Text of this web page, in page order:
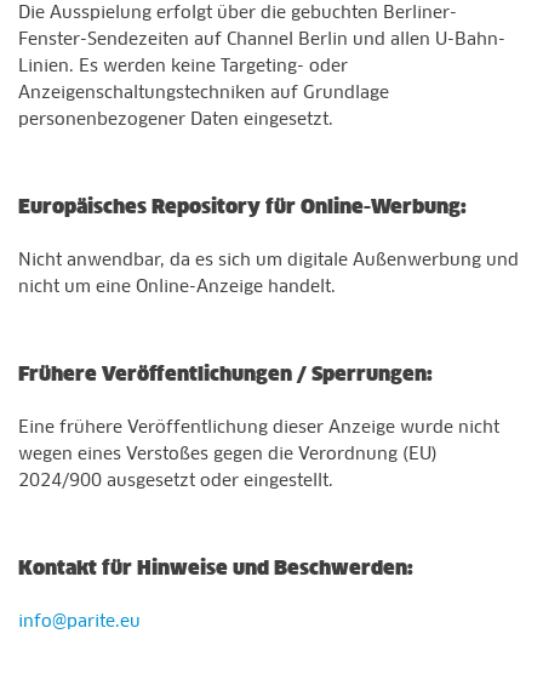
Die Ausspielung erfolgt über die gebuchten Berliner-
Fenster-Sendezeiten auf Channel Berlin und allen U-Bahn-
Linien. Es werden keine Targeting- oder
Anzeigenschaltungstechniken auf Grundlage
personenbezogener Daten eingesetzt.
Europäisches Repository für Online-Werbung:
Nicht anwendbar, da es sich um digitale Außenwerbung und
nicht um eine Online-Anzeige handelt.
Frühere Veröffentlichungen / Sperrungen:
Eine frühere Veröffentlichung dieser Anzeige wurde nicht
wegen eines Verstoßes gegen die Verordnung (EU)
2024/900 ausgesetzt oder eingestellt.
Kontakt für Hinweise und Beschwerden:
info@parite.eu